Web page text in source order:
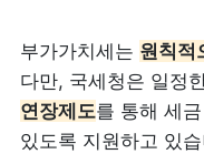
부가가치세는 원칙적
다만, 국세청은 일정
연장제도를 통해 세
있도록 지원하고 있